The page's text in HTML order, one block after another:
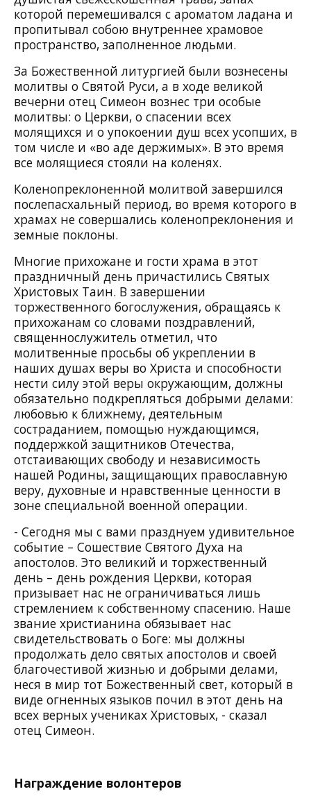
которой перемешивался с ароматом ладана и
пропитывал собою внутреннее храмовое
пространство, заполненное людьми.
За Божественной литургией были вознесены
молитвы о Святой Руси, а в ходе великой
вечерни отец Симеон вознес три особые
молитвы: о Церкви, о спасении всех
молящихся и о упокоении душ всех усопших, в
том числе и «во аде держимых». В это время
все молящиеся стояли на коленях.
Коленопреклоненной молитвой завершился
послепасхальный период, во время которого в
храмах не совершались коленопреклонения и
земные поклоны.
Многие прихожане и гости храма в этот
праздничный день причастились Святых
Христовых Таин. В завершении
торжественного богослужения, обращаясь к
прихожанам со словами поздравлений,
священнослужитель отметил, что
молитвенные просьбы об укреплении в
наших душах веры во Христа и способности
нести силу этой веры окружающим, должны
обязательно подкрепляться добрыми делами:
любовью к ближнему, деятельным
состраданием, помощью нуждающимся,
поддержкой защитников Отечества,
отстаивающих свободу и независимость
нашей Родины, защищающих православную
веру, духовные и нравственные ценности в
зоне специальной военной операции.
- Сегодня мы с вами празднуем удивительное
событие – Сошествие Святого Духа на
апостолов. Это великий и торжественный
день – день рождения Церкви, которая
призывает нас не ограничиваться лишь
стремлением к собственному спасению. Наше
звание христианина обязывает нас
свидетельствовать о Боге: мы должны
продолжать дело святых апостолов и своей
благочестивой жизнью и добрыми делами,
неся в мир тот Божественный свет, который в
виде огненных языков почил в этот день на
всех верных учениках Христовых, - сказал
отец Симеон.
Награждение волонтеров